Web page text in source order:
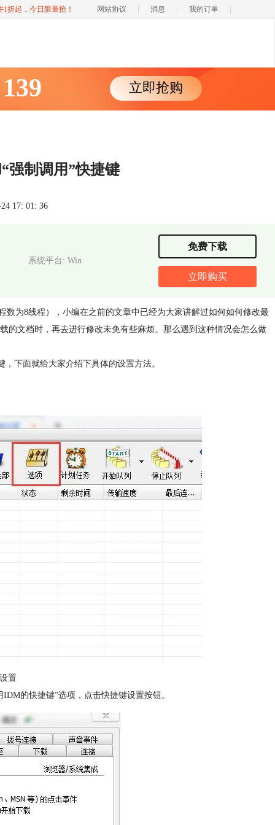
折起，今日限量抢！ 网站协议 消息 我的订单
139 立即抢购
强制调用”快捷键
17: 01: 36
系统平台: Win
免费下载
立即购买
数为8线程），小编在之前的文章中已经为大家讲解过如何如何修改最
的文档时，再去进行修改未免有些麻烦。那么遇到这种情况会怎么做
下面就给大家介绍下具体的设置方法。
置
的快捷键”选项，点击快捷键设置按钮。